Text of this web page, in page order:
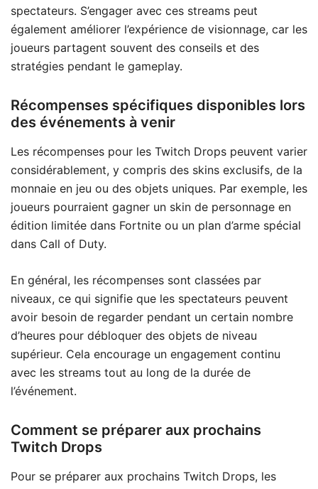
spectateurs. S’engager avec ces streams peut
également améliorer l’expérience de visionnage, car les
joueurs partagent souvent des conseils et des
stratégies pendant le gameplay.
Récompenses spécifiques disponibles lors
des événements à venir
Les récompenses pour les Twitch Drops peuvent varier
considérablement, y compris des skins exclusifs, de la
monnaie en jeu ou des objets uniques. Par exemple, les
joueurs pourraient gagner un skin de personnage en
édition limitée dans Fortnite ou un plan d’arme spécial
dans Call of Duty.
En général, les récompenses sont classées par
niveaux, ce qui signifie que les spectateurs peuvent
avoir besoin de regarder pendant un certain nombre
d’heures pour débloquer des objets de niveau
supérieur. Cela encourage un engagement continu
avec les streams tout au long de la durée de
l’événement.
Comment se préparer aux prochains
Twitch Drops
Pour se préparer aux prochains Twitch Drops, les